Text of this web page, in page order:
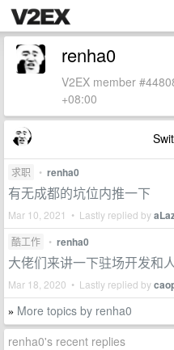
renha0
V2EX member
+08:00
求职 • renha0
有无成都的坑位内推一下
Mar 10, 2021 • Lastly replied by
酷工作 • renha0
大佬们来讲一下驻场开发和
Mar 18, 2020 • Lastly replied by
» More topics by renha0
renha0's recent replies